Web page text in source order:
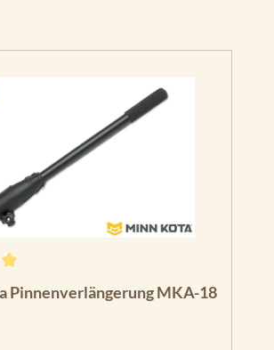
überspringen
Pinnenverlängerung MKA-18